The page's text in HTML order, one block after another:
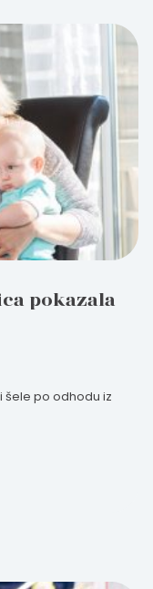
pokazala
šele po odhodu iz